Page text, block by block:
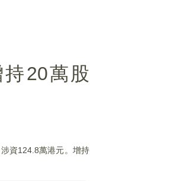
持20萬股
資124.8萬港元。增持